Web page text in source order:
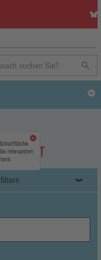
HSI
auf
in
relevanten